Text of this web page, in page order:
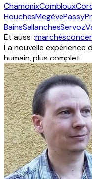
ChamonixCombloux
HouchesMegèvePassy
BainsSallanchesServoz
Et aussi :marchés
La nouvelle expérience
humain, plus complet.